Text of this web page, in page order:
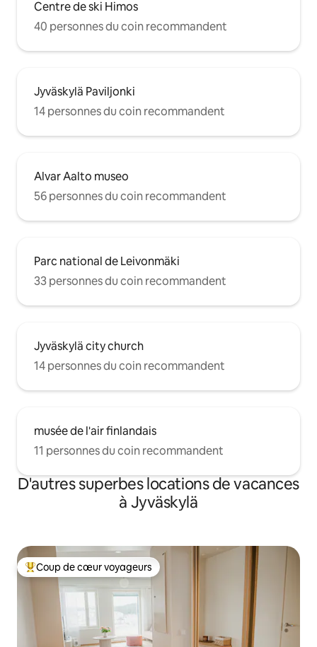
Centre de ski Himos
40 personnes du coin recommandent
Jyväskylä Paviljonki
14 personnes du coin recommandent
Alvar Aalto museo
56 personnes du coin recommandent
Parc national de Leivonmäki
33 personnes du coin recommandent
Jyväskylä city church
14 personnes du coin recommandent
musée de l'air finlandais
11 personnes du coin recommandent
D'autres superbes locations de vacances
à Jyväskylä
Coup de cœur voyageurs parmi les plus aimés
Coup de cœur voyageurs